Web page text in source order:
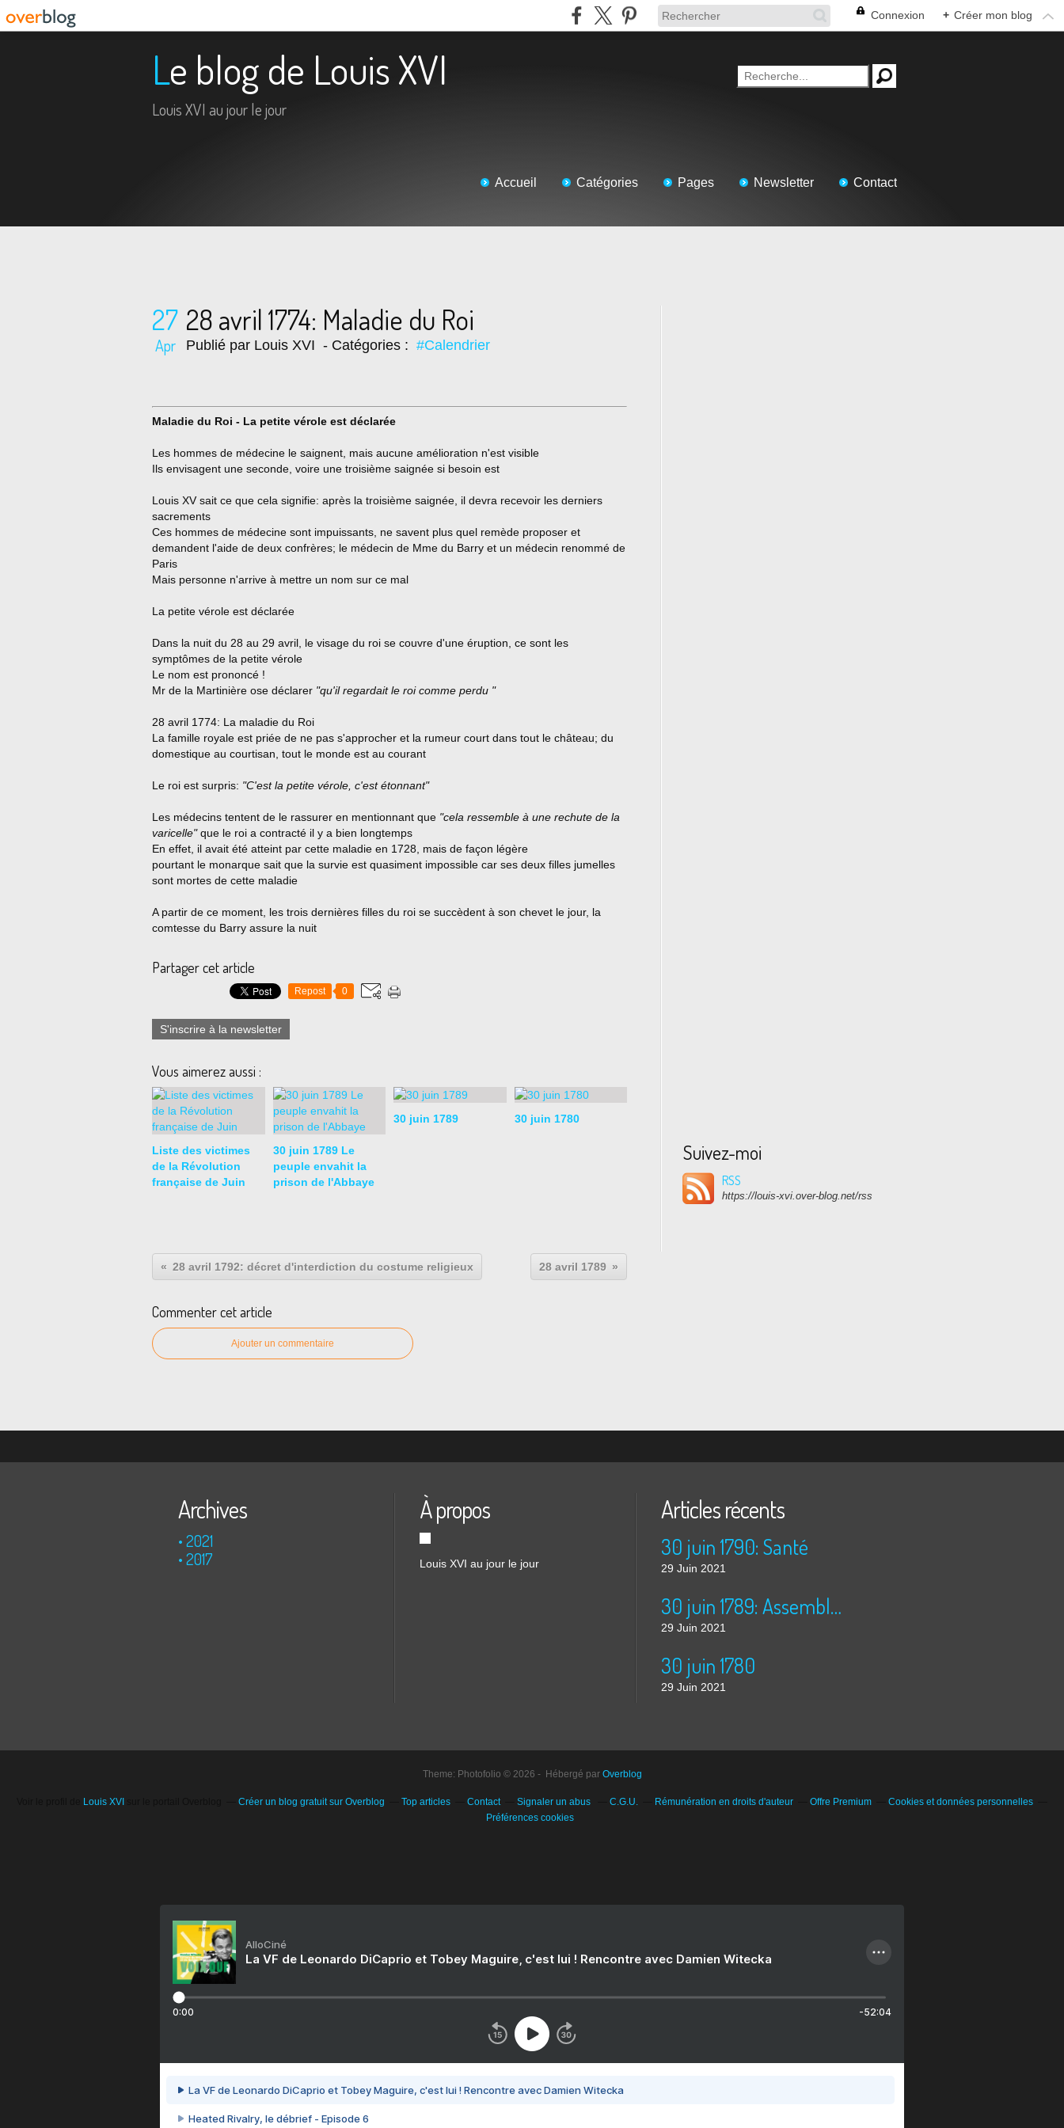
Connexion + Créer mon blog
Le blog de Louis XVI
Louis XVI au jour le jour
Accueil Catégories Pages Newsletter Contact
27
Apr
28 avril 1774: Maladie du Roi
Publié par Louis XVI - Catégories : #Calendrier
Maladie du Roi - La petite vérole est déclarée
Les hommes de médecine le saignent, mais aucune amélioration n'est visible
Ils envisagent une seconde, voire une troisième saignée si besoin est
Louis XV sait ce que cela signifie: après la troisième saignée, il devra recevoir les derniers
sacrements
Ces hommes de médecine sont impuissants, ne savent plus quel remède proposer et
demandent l'aide de deux confrères; le médecin de Mme du Barry et un médecin renommé de
Paris
Mais personne n'arrive à mettre un nom sur ce mal
La petite vérole est déclarée
Dans la nuit du 28 au 29 avril, le visage du roi se couvre d'une éruption, ce sont les
symptômes de la petite vérole
Le nom est prononcé !
Mr de la Martinière ose déclarer "qu'il regardait le roi comme perdu "
28 avril 1774: La maladie du Roi
La famille royale est priée de ne pas s'approcher et la rumeur court dans tout le château; du
domestique au courtisan, tout le monde est au courant
Le roi est surpris: "C'est la petite vérole, c'est étonnant"
Les médecins tentent de le rassurer en mentionnant que "cela ressemble à une rechute de la
varicelle"que le roi a contracté il y a bien longtemps
En effet, il avait été atteint par cette maladie en 1728, mais de façon légère
pourtant le monarque sait que la survie est quasiment impossible car ses deux filles jumelles
sont mortes de cette maladie
A partir de ce moment, les trois dernières filles du roi se succèdent à son chevet le jour, la
comtesse du Barry assure la nuit
Partager cet article
Repost 0
S'inscrire à la newsletter
Vous aimerez aussi :
Liste des victimes
de la Révolution
française de Juin
30 juin 1789 Le
peuple envahit la
prison de l'Abbaye
30 juin 1789 30 juin 1780
28 avril 1792: décret d'interdiction du costume religieux 28 avril 1789
Commenter cet article
Ajouter un commentaire
Suivez-moi
RSS
https://louis-xvi.over-blog.net/rss
Archives
2021
2017
À propos
Louis XVI au jour le jour
Articles récents
30 juin 1790: Santé
29 Juin 2021
30 juin 1789: Assemblée Nationale
29 Juin 2021
30 juin 1780
29 Juin 2021
Theme: Photofolio © 2026 - Hébergé par Overblog
Louis XVI Créer un blog gratuit sur Overblog Top articles Contact Signaler un abus C.G.U. Rémunération en droits d'auteur Offre Premium
Cookies et données personnelles
Préférences cookies
AlloCiné
La VF de Leonardo DiCaprio et Tobey Maguire, c'est lui ! Rencontre avec Damien Witecka
0:00 -52:04
La VF de Leonardo DiCaprio et Tobey Maguire, c'est lui ! Rencontre avec Damien Witecka
Heated Rivalry, le débrief - Episode 6